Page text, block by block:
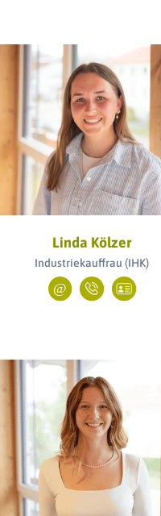
Linda Kölzer
Industriekauffrau (IHK)